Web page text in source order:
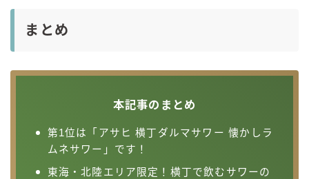
まとめ
本記事のまとめ
第1位は「アサヒ 横丁ダルマサワー 懐かしラ
ムネサワー」です！
東海・北陸エリア限定！横丁で飲むサワーの